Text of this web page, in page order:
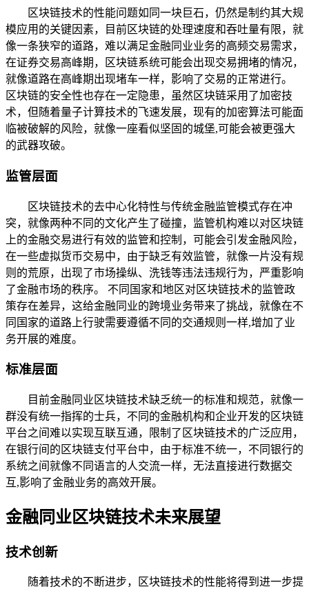
区块链技术的性能问题如同一块巨石，仍然是制约其大规
模应用的关键因素，目前区块链的处理速度和吞吐量有限，就
像一条狭窄的道路，难以满足金融同业业务的高频交易需求，
在证券交易高峰期，区块链系统可能会出现交易拥堵的情况，
就像道路在高峰期出现堵车一样，影响了交易的正常进行。
区块链的安全性也存在一定隐患，虽然区块链采用了加密技
术，但随着量子计算技术的飞速发展，现有的加密算法可能面
临被破解的风险，就像一座看似坚固的城堡,可能会被更强大
的武器攻破。
监管层面
区块链技术的去中心化特性与传统金融监管模式存在冲
突，就像两种不同的文化产生了碰撞，监管机构难以对区块链
上的金融交易进行有效的监管和控制，可能会引发金融风险，
在一些虚拟货币交易中，由于缺乏有效监管，就像一片没有规
则的荒原，出现了市场操纵、洗钱等违法违规行为，严重影响
了金融市场的秩序。 不同国家和地区对区块链技术的监管政
策存在差异，这给金融同业的跨境业务带来了挑战，就像在不
同国家的道路上行驶需要遵循不同的交通规则一样,增加了业
务开展的难度。
标准层面
目前金融同业区块链技术缺乏统一的标准和规范，就像一
群没有统一指挥的士兵，不同的金融机构和企业开发的区块链
平台之间难以实现互联互通，限制了区块链技术的广泛应用，
在银行间的区块链支付平台中，由于标准不统一，不同银行的
系统之间就像不同语言的人交流一样，无法直接进行数据交
互,影响了金融业务的高效开展。
金融同业区块链技术未来展望
技术创新
随着技术的不断进步，区块链技术的性能将得到进一步提